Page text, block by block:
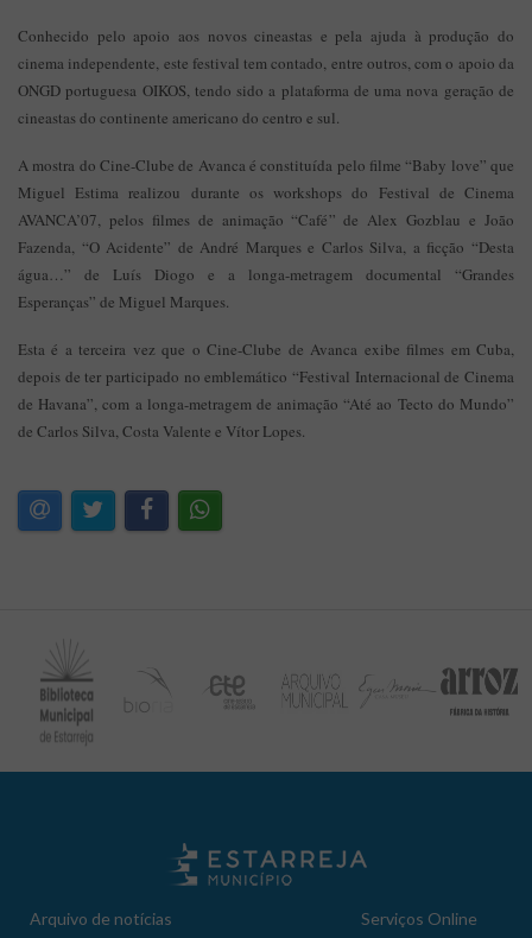
Conhecido pelo apoio aos novos cineastas e pela ajuda à produção do
cinema independente, este festival tem contado, entre outros, com o apoio da
ONGD portuguesa OIKOS, tendo sido a plataforma de uma nova geração de
cineastas do continente americano do centro e sul.
A mostra do Cine-Clube de Avanca é constituída pelo filme “Baby love” que
Miguel Estima realizou durante os workshops do Festival de Cinema
AVANCA’07, pelos filmes de animação “Café” de Alex Gozblau e João
Fazenda, “O Acidente” de André Marques e Carlos Silva, a ficção “Desta
água…” de Luís Diogo e a longa-metragem documental “Grandes
Esperanças” de Miguel Marques.
Esta é a terceira vez que o Cine-Clube de Avanca exibe filmes em Cuba,
depois de ter participado no emblemático “Festival Internacional de Cinema
de Havana”, com a longa-metragem de animação “Até ao Tecto do Mundo”
de Carlos Silva, Costa Valente e Vítor Lopes.
Arquivo de notícias Serviços Online